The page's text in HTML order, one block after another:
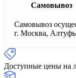
Самовывоз
Самовывоз
г. Москва,
Доступные цены на